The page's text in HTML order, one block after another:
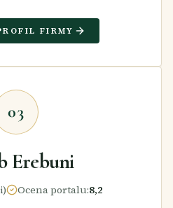
FIRMY
03
Erebuni
Ocena portalu:8,2